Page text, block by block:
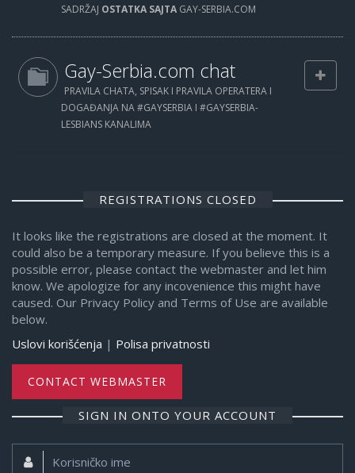
SADRŽAJ OSTATKA SAJTA GAY-SERBIA.COM
Gay-Serbia.com chat
PRAVILA CHATA, SPISAK I PRAVILA OPERATERA I
DOGAĐANJA NA #GAYSERBIA I #GAYSERBIA-
LESBIANS KANALIMA
REGISTRATIONS CLOSED
It looks like the registrations are closed at the moment. It
could also be a temporary measure. If you believe this is a
possible error, please contact the webmaster and let him
know. We apologize for any incovenience this might have
caused. Our Privacy Policy and Terms of Use are available
below.
Uslovi korišćenja | Polisa privatnosti
CONTACT WEBMASTER
SIGN IN ONTO YOUR ACCOUNT
Korisničko